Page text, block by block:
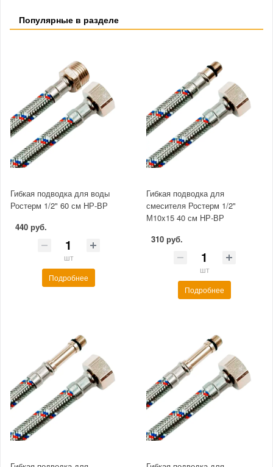
Популярные в разделе
Гибкая подводка для воды
Ростерм 1/2" 60 см НР-ВР
440 руб.
шт
Подробнее
Гибкая подводка для
смесителя Ростерм 1/2"
М10x15 40 см НР-ВР
310 руб.
шт
Подробнее